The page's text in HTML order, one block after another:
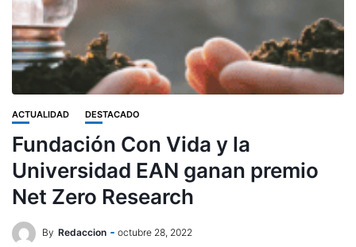
ACTUALIDAD DESTACADO
Fundación Con Vida y la
Universidad EAN ganan premio
Net Zero Research
By Redaccion octubre 28, 2022